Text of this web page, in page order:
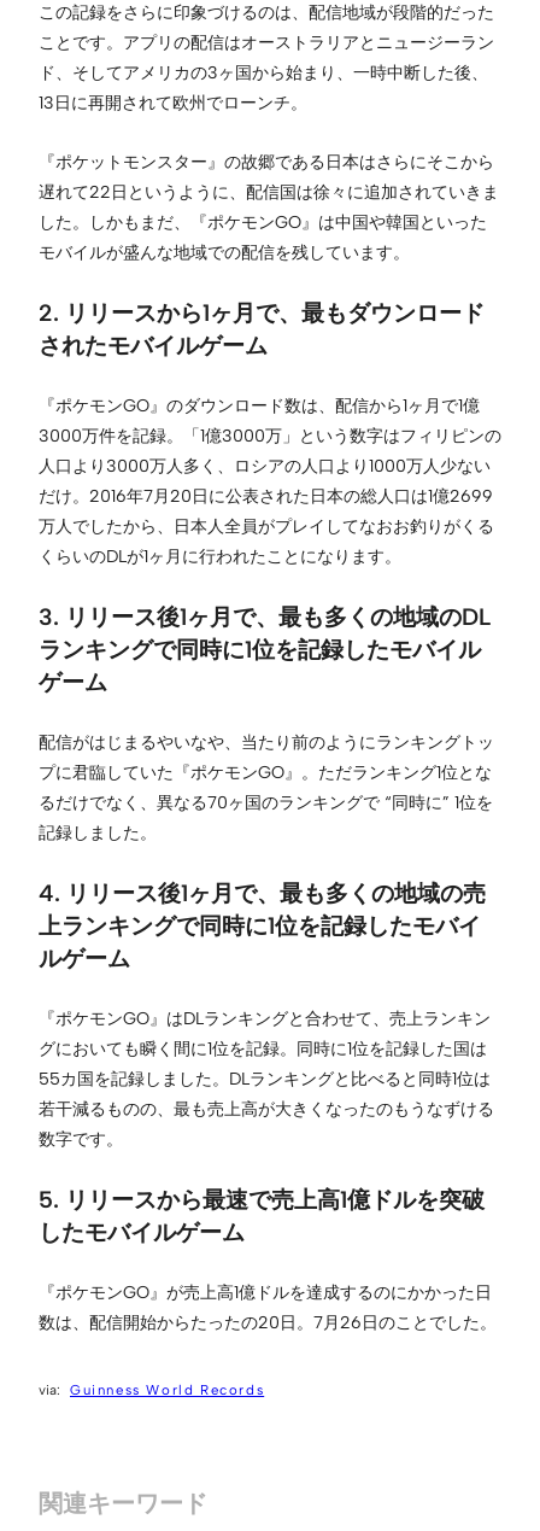
この記録をさらに印象づけるのは、配信地域が段階的だった
ことです。アプリの配信はオーストラリアとニュージーラン
ド、そしてアメリカの3ヶ国から始まり、一時中断した後、
13日に再開されて欧州でローンチ。
『ポケットモンスター』の故郷である日本はさらにそこから
遅れて22日というように、配信国は徐々に追加されていきま
した。しかもまだ、『ポケモンGO』は中国や韓国といった
モバイルが盛んな地域での配信を残しています。
2. リリースから1ヶ月で、最もダウンロード
されたモバイルゲーム
『ポケモンGO』のダウンロード数は、配信から1ヶ月で1億
3000万件を記録。「1億3000万」という数字はフィリピンの
人口より3000万人多く、ロシアの人口より1000万人少ない
だけ。2016年7月20日に公表された日本の総人口は1億2699
万人でしたから、日本人全員がプレイしてなおお釣りがくる
くらいのDLが1ヶ月に行われたことになります。
3. リリース後1ヶ月で、最も多くの地域のDL
ランキングで同時に1位を記録したモバイル
ゲーム
配信がはじまるやいなや、当たり前のようにランキングトッ
プに君臨していた『ポケモンGO』。ただランキング1位とな
るだけでなく、異なる70ヶ国のランキングで “同時に” 1位を
記録しました。
4. リリース後1ヶ月で、最も多くの地域の売
上ランキングで同時に1位を記録したモバイ
ルゲーム
『ポケモンGO』はDLランキングと合わせて、売上ランキン
グにおいても瞬く間に1位を記録。同時に1位を記録した国は
55カ国を記録しました。DLランキングと比べると同時1位は
若干減るものの、最も売上高が大きくなったのもうなずける
数字です。
5. リリースから最速で売上高1億ドルを突破
したモバイルゲーム
『ポケモンGO』が売上高1億ドルを達成するのにかかった日
数は、配信開始からたったの20日。7月26日のことでした。
Guinness World Records
関連キーワード